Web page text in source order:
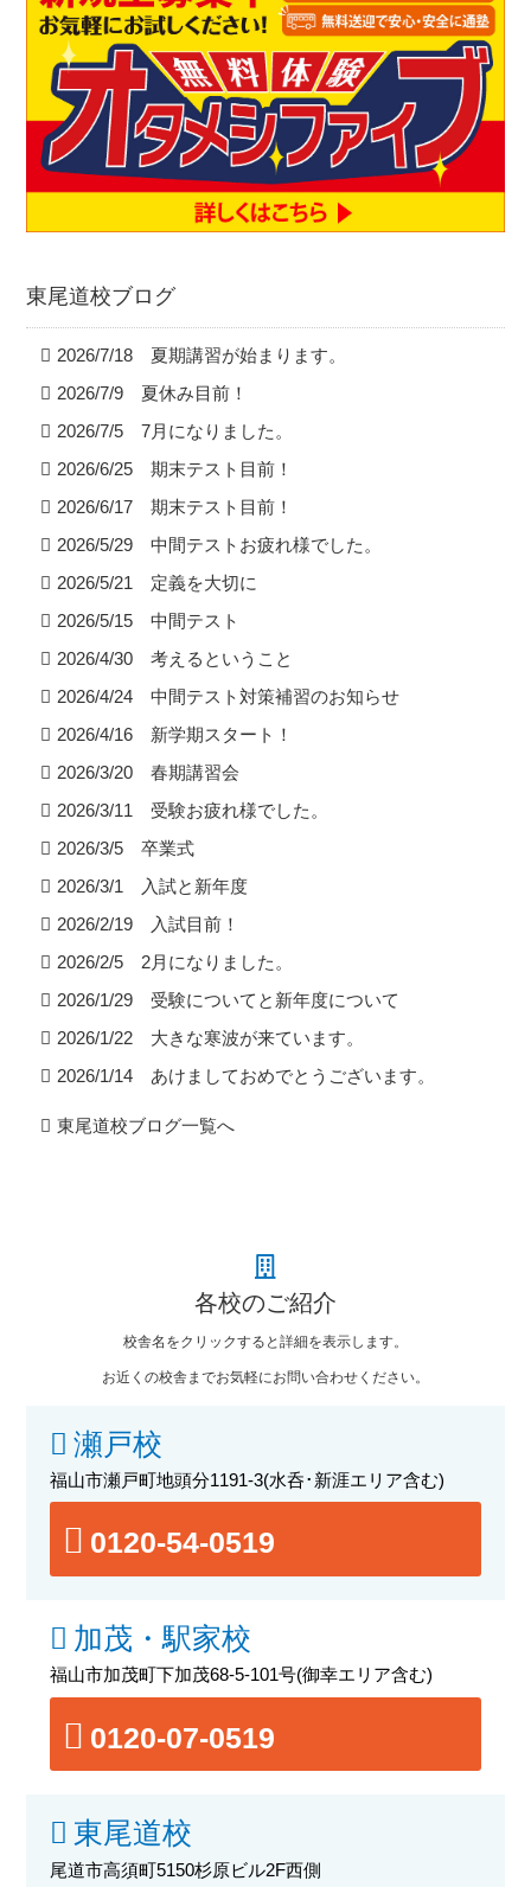
東尾道校ブログ
2026/7/18 夏期講習が始まります。
2026/7/9 夏休み目前！
2026/7/5 7月になりました。
2026/6/25 期末テスト目前！
2026/6/17 期末テスト目前！
2026/5/29 中間テストお疲れ様でした。
2026/5/21 定義を大切に
2026/5/15 中間テスト
2026/4/30 考えるということ
2026/4/24 中間テスト対策補習のお知らせ
2026/4/16 新学期スタート！
2026/3/20 春期講習会
2026/3/11 受験お疲れ様でした。
2026/3/5 卒業式
2026/3/1 入試と新年度
2026/2/19 入試目前！
2026/2/5 2月になりました。
2026/1/29 受験についてと新年度について
2026/1/22 大きな寒波が来ています。
2026/1/14 あけましておめでとうございます。
東尾道校ブログ一覧へ
各校のご紹介
校舎名をクリックすると詳細を表示します。
お近くの校舎までお気軽にお問い合わせください。
瀬戸校
福山市瀬戸町地頭分1191-3(水呑･新涯エリア含む)
0120-54-0519
加茂・駅家校
福山市加茂町下加茂68-5-101号(御幸エリア含む)
0120-07-0519
東尾道校
尾道市高須町5150杉原ビル2F西側